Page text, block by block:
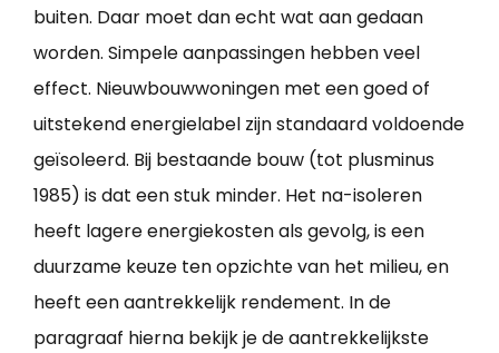
buiten. Daar moet dan echt wat aan gedaan
worden. Simpele aanpassingen hebben veel
effect. Nieuwbouwwoningen met een goed of
uitstekend energielabel zijn standaard voldoende
geïsoleerd. Bij bestaande bouw (tot plusminus
1985) is dat een stuk minder. Het na-isoleren
heeft lagere energiekosten als gevolg, is een
duurzame keuze ten opzichte van het milieu, en
heeft een aantrekkelijk rendement. In de
paragraaf hierna bekijk je de aantrekkelijkste